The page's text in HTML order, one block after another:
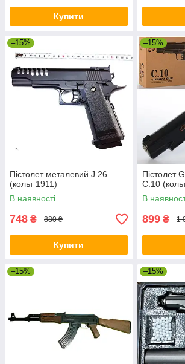
Купити
–15%
Пістолет металевий J 26
(кольт 1911)
В наявності
748 ₴ 880 ₴
Купити
–15%
Пістолет
C.10
В
899 ₴ 1
–15% –15%